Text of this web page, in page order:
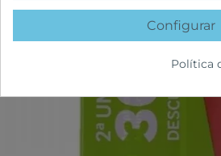
Configurar
Política